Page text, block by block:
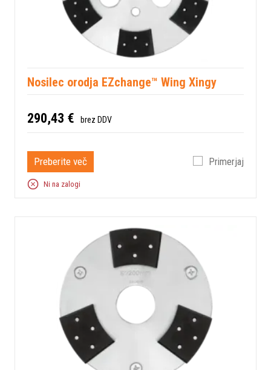
Nosilec orodja EZchange™ Wing Xingy
290,43 € brez DDV
Preberite več Primerjaj
Ni na zalogi